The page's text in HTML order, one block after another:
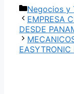
Categorías
Negocios y
EMPRESA
DESDE
EASYTRONIC